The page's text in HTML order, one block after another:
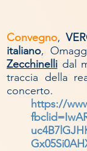
Convegno,
italiano,
Zecchinelli dal
traccia della
concerto.
https://